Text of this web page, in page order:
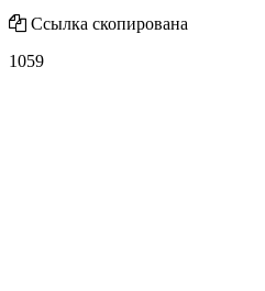
Ссылка скопирована
1059